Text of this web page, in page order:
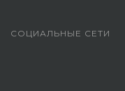
СОЦИАЛЬНЫЕ СЕТИ